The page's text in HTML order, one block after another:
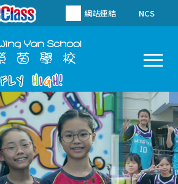
網站連結 NCS